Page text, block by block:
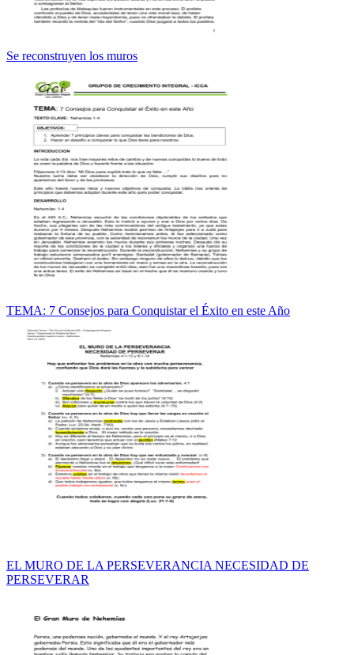
Se reconstruyen los muros
TEMA: 7 Consejos para Conquistar el Éxito en este Año
EL MURO DE LA PERSEVERANCIA NECESIDAD DE
PERSEVERAR